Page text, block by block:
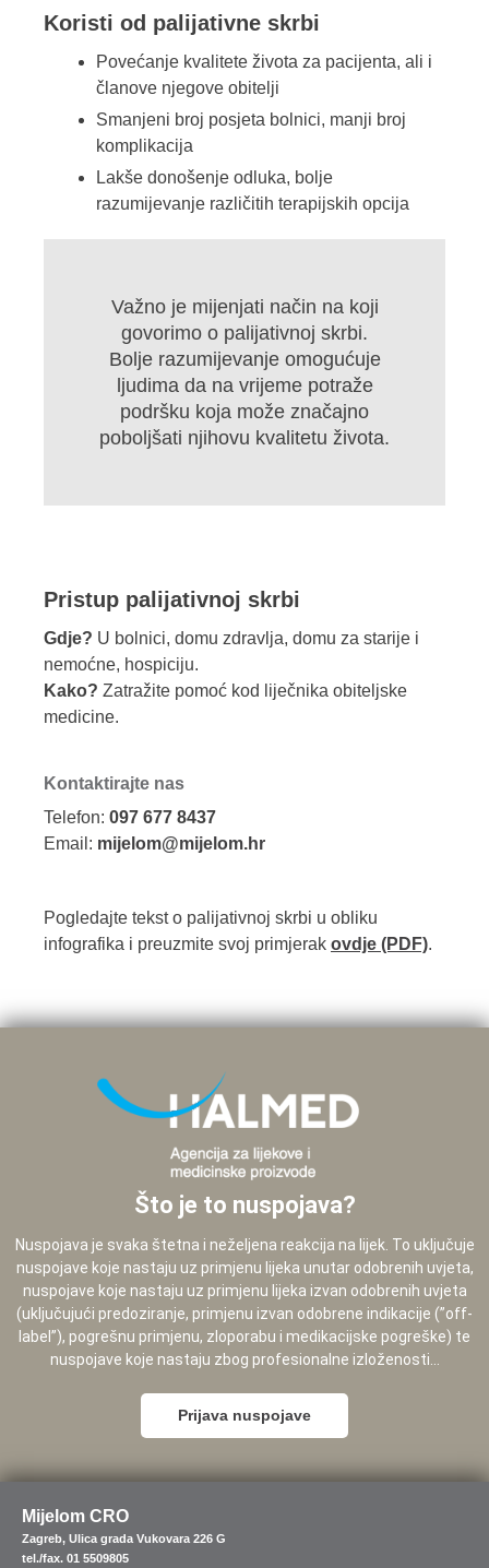
Koristi od palijativne skrbi
Povećanje kvalitete života za pacijenta, ali i
članove njegove obitelji
Smanjeni broj posjeta bolnici, manji broj
komplikacija
Lakše donošenje odluka, bolje
razumijevanje različitih terapijskih opcija
Važno je mijenjati način na koji
govorimo o palijativnoj skrbi.
Bolje razumijevanje omogućuje
ljudima da na vrijeme potraže
podršku koja može značajno
poboljšati njihovu kvalitetu života.
Pristup palijativnoj skrbi
Gdje? U bolnici, domu zdravlja, domu za starije i
nemoćne, hospiciju.
Kako? Zatražite pomoć kod liječnika obiteljske
medicine.
Kontaktirajte nas
Telefon: 097 677 8437
Email: mijelom@mijelom.hr
Pogledajte tekst o palijativnoj skrbi u obliku
infografika i preuzmite svoj primjerak ovdje (PDF).
Što je to nuspojava?
Nuspojava je svaka štetna i neželjena reakcija na lijek. To uključuje
nuspojave koje nastaju uz primjenu lijeka unutar odobrenih uvjeta,
nuspojave koje nastaju uz primjenu lijeka izvan odobrenih uvjeta
(uključujući predoziranje, primjenu izvan odobrene indikacije (”off-
label”), pogrešnu primjenu, zloporabu i medikacijske pogreške) te
nuspojave koje nastaju zbog profesionalne izloženosti...
Prijava nuspojave
Mijelom CRO
Zagreb, Ulica grada Vukovara 226 G
tel./fax. 01 5509805